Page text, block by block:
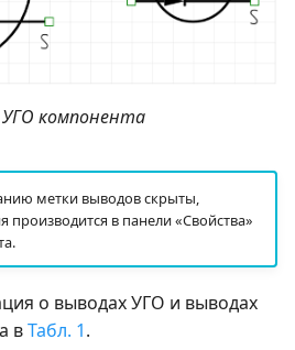
УГО компонента
метки выводов скрыты,
в панели «Свойства»
о выводах УГО и выводах
вТабл. 1.